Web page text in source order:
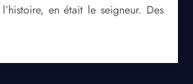
en était le seigneur. Des